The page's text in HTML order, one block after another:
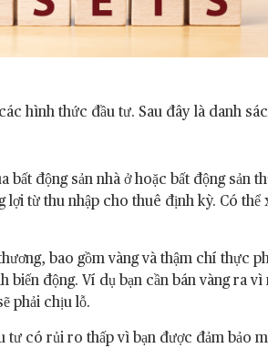
hình thức đầu tư. Sau đây là danh
bất động sản nhà ở hoặc bất động sản
lợi từ thu nhập cho thuê định kỳ. Có thể
bao gồm vàng và thậm chí thực
động. Ví dụ bạn cần bán vàng ra
phải chịu lỗ.
có rủi ro thấp vì bạn được đảm bảo